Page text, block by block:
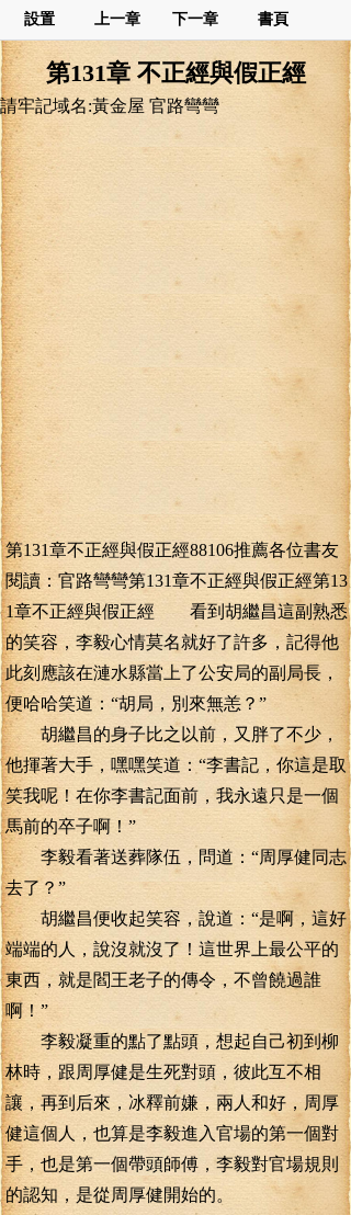
設置 上一章 下一章 書頁
第131章 不正經與假正經
請牢記域名:黃金屋 官路彎彎
第131章不正經與假正經88106推薦各位書友
閱讀：官路彎彎第131章不正經與假正經第13
1章不正經與假正經 看到胡繼昌這副熟悉
的笑容，李毅心情莫名就好了許多，記得他
此刻應該在漣水縣當上了公安局的副局長，
便哈哈笑道：“胡局，別來無恙？”
胡繼昌的身子比之以前，又胖了不少，
他揮著大手，嘿嘿笑道：“李書記，你這是取
笑我呢！在你李書記面前，我永遠只是一個
馬前的卒子啊！”
李毅看著送葬隊伍，問道：“周厚健同志
去了？”
胡繼昌便收起笑容，說道：“是啊，這好
端端的人，說沒就沒了！這世界上最公平的
東西，就是閻王老子的傳令，不曾饒過誰
啊！”
李毅凝重的點了點頭，想起自己初到柳
林時，跟周厚健是生死對頭，彼此互不相
讓，再到后來，冰釋前嫌，兩人和好，周厚
健這個人，也算是李毅進入官場的第一個對
手，也是第一個帶頭師傅，李毅對官場規則
的認知，是從周厚健開始的。